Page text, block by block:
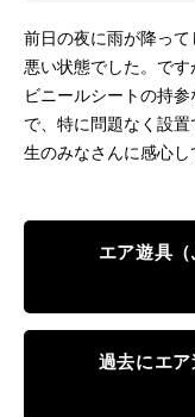
前日の夜に雨が降っ
悪い状態でした。で
ビニールシートの持
で、特に問題なく設
生のみなさんに感心し
エア遊具
過去にエ